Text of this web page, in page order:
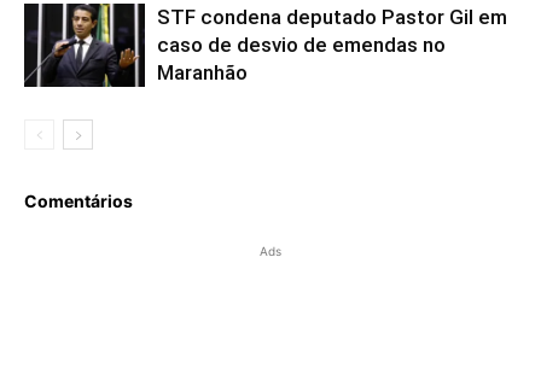
STF condena deputado Pastor Gil em
caso de desvio de emendas no
Maranhão
Comentários
Ads